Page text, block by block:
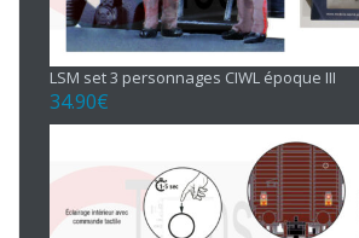
LSM set 3 personnages CIWL époque III
34.90€